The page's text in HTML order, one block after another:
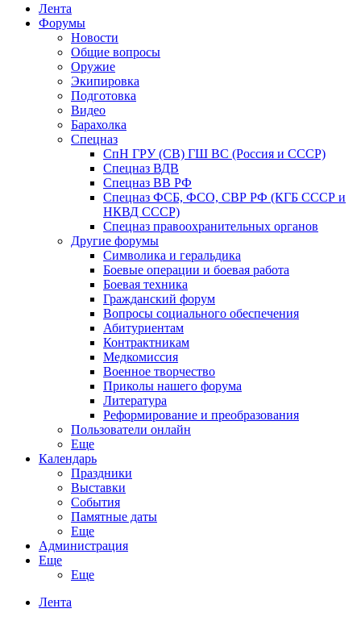
Лента
Форумы
Новости
Общие вопросы
Оружие
Экипировка
Подготовка
Видео
Барахолка
Спецназ
СпН ГРУ (СВ) ГШ ВС (Россия и СССР)
Спецназ ВДВ
Спецназ ВВ РФ
Спецназ ФСБ, ФСО, СВР РФ (КГБ СССР и
НКВД СССР)
Спецназ правоохранительных органов
Другие форумы
Символика и геральдика
Боевые операции и боевая работа
Боевая техника
Гражданский форум
Вопросы социального обеспечения
Абитуриентам
Контрактникам
Медкомиссия
Военное творчество
Приколы нашего форума
Литература
Реформирование и преобразования
Пользователи онлайн
Еще
Календарь
Праздники
Выставки
События
Памятные даты
Еще
Администрация
Еще
Еще
Лента